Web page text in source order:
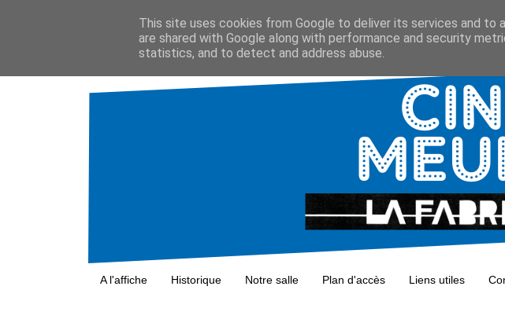
A l'affiche Historique Notre salle Plan d'accès Liens utiles
This site uses cookies from Google to deliver its services and to
are shared with Google along with performance and security
statistics, and to detect and address abuse.